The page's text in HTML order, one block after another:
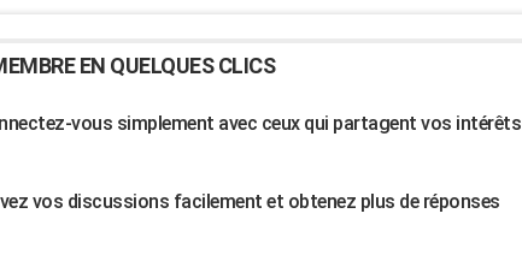
EN QUELQUES CLICS
vous simplement avec ceux qui partagent vos intérêts
vos discussions facilement et obtenez plus de réponses